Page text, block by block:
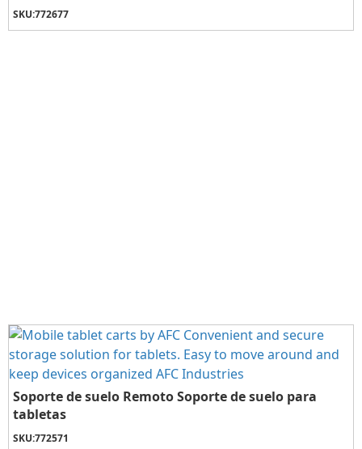
SKU:772677
Soporte de suelo Remoto Soporte de suelo para
tabletas
SKU:772571